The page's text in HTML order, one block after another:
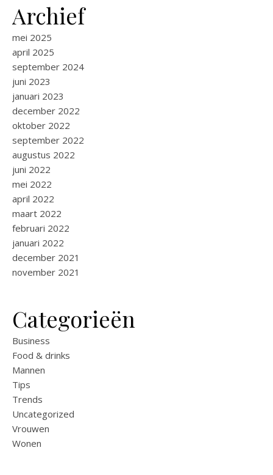
Archief
mei 2025
april 2025
september 2024
juni 2023
januari 2023
december 2022
oktober 2022
september 2022
augustus 2022
juni 2022
mei 2022
april 2022
maart 2022
februari 2022
januari 2022
december 2021
november 2021
Categorieën
Business
Food & drinks
Mannen
Tips
Trends
Uncategorized
Vrouwen
Wonen